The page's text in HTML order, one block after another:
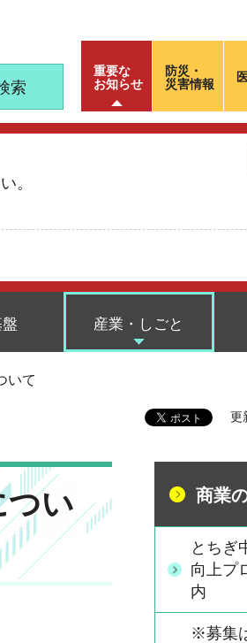
重要な
お知らせ
。
防災・
災害情報
産業・しごと
いて
更
つい
商業
とちぎ
向上プ
内
※募集